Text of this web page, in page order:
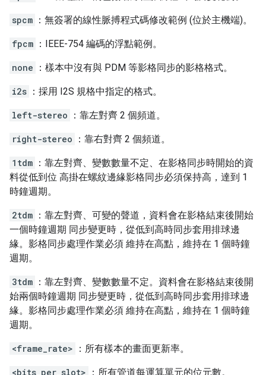
spcm ：無簽署的線性脈搏程式碼修改範例 (位於主機端)。
fpcm ：IEEE-754 編碼的浮點範例。
none ：樣本中沒有與 PDM 等影格同步的影格格式。
i2s ：採用 I2S 規格中指定的格式。
left-stereo ：靠左對齊 2 個頻道。
right-stereo ：靠右對齊 2 個頻道。
1tdm ：靠左對齊、變數數量不定、在影格同步時開始的資
料從低到位 高掛在螺紋邊緣影格同步必須保持高，達到 1
時鐘週期。
2tdm ：靠左對齊、可變的聲道，資料會在影格結束後開始
一個時鐘週期 同步變更時，從低到高時同步套用排球邊
緣。影格同步處理作業必須 維持在高點，維持在 1 個時鐘
週期。
3tdm ：靠左對齊、變數數量不定。資料會在影格結束後開
始兩個時鐘週期 同步變更時，從低到高時同步套用排球邊
緣。影格同步處理作業必須 維持在高點，維持在 1 個時鐘
週期。
<frame_rate> ：所有樣本的畫面更新率。
<bits_per_slot> ：所有管道每運算單元的位元數。